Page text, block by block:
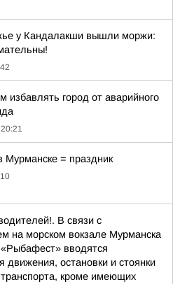
у Кандалакши вышли моржи:
избавлять город от аварийного
Мурманске = праздник
В связи с
на морском вокзале Мурманска
вводятся
движения, остановки и стоянки
кроме имеющих